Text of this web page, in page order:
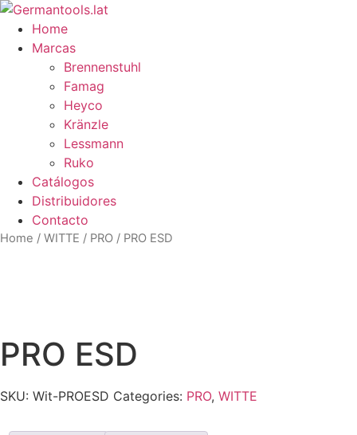
Skip
content
Home
Marcas
Brennenstuhl
Famag
Heyco
Kränzle
Lessmann
Ruko
Catálogos
Distribuidores
Contacto
Home / WITTE / PRO / PRO ESD
PRO ESD
SKU: Wit-PROESD Categories: PRO, WITTE